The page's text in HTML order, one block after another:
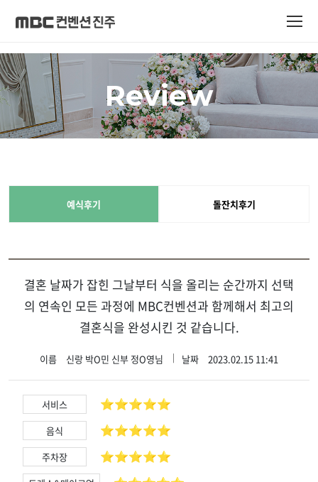
Review
예식후기 돌잔치후기
결혼 날짜가 잡힌 그날부터 식을 올리는 순간까지 선택
의 연속인 모든 과정에 MBC컨벤션과 함께해서 최고의
결혼식을 완성시킨 것 같습니다.
이름 신랑 박O민 신부 정O영님 날짜 2023.02.15 11:41
서비스 ⭐️⭐️⭐️⭐️⭐️
음식 ⭐️⭐️⭐️⭐️⭐️
주차장 ⭐️⭐️⭐️⭐️⭐️